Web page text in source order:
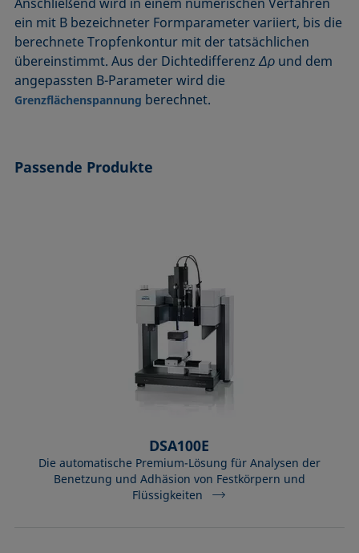
ein mit B bezeichneter Formparameter variiert, bis die
berechnete Tropfenkontur mit der tatsächlichen
übereinstimmt. Aus der DichtedifferenzΔρ und dem
angepassten B-Parameter wird die
Grenzflächenspannung berechnet.
Passende Produkte
DSA100E
Die automatische Premium-Lösung für Analysen der
Benetzung und Adhäsion von Festkörpern und
Flüssigkeiten